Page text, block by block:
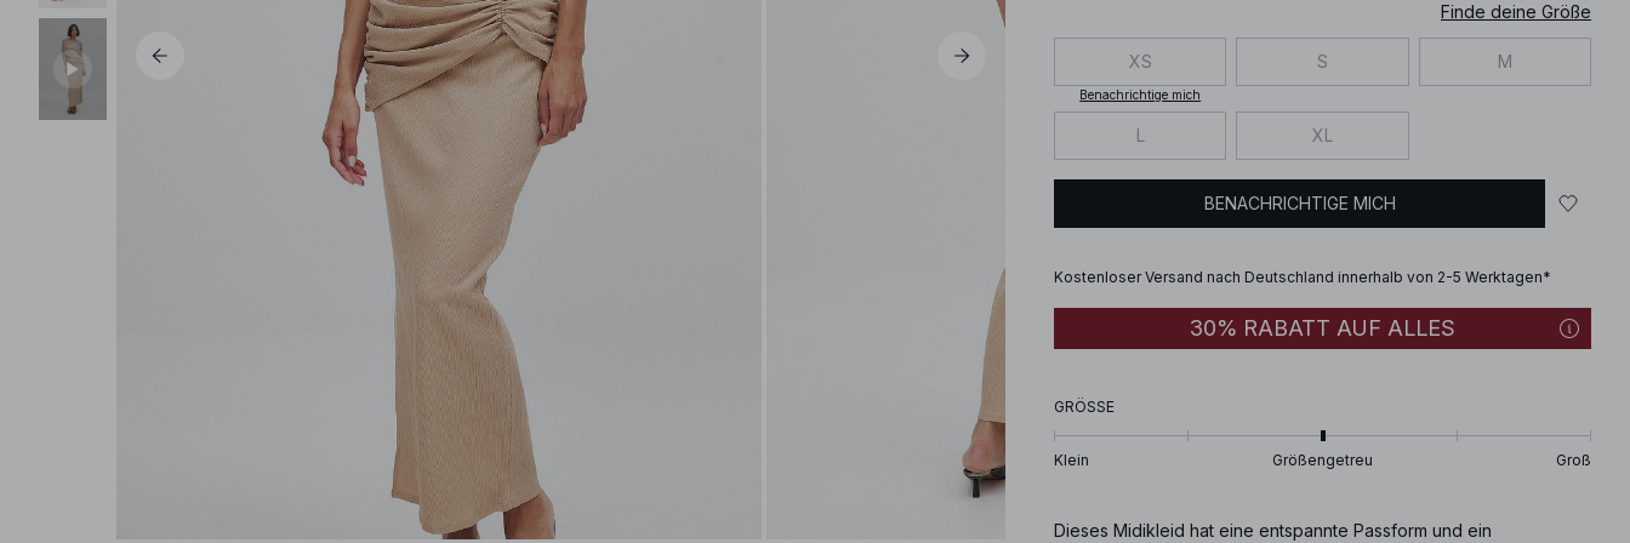
Finde deine Größe
XS
Benachrichtige mich
S M
L XL
BENACHRICHTIGE MICH
Kostenloser Versand nach Deutschland innerhalb von 2-5 Werktagen*
30% RABATT AUF ALLES
GRÖSSE
Klein Größengetreu Groß
Dieses Midikleid hat eine entspannte Passform und ein